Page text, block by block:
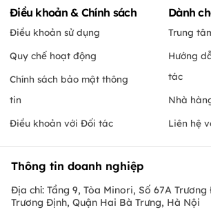
Điều khoản & Chính sách
Điều khoản sử dụng
Quy chế hoạt động
Chính sách bảo mật thông
tin
Điều khoản với Đối tác
Dành
Trung
Hướng
tác
Nhà
Liên hệ
Thông tin doanh nghiệp
Địa chỉ: Tầng 9, Tòa Minori, Số 67A Trương
Trương Định, Quận Hai Bà Trưng, Hà Nội